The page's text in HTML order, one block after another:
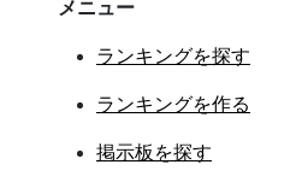
メニュー
ランキングを探す
ランキングを作る
掲示板を探す